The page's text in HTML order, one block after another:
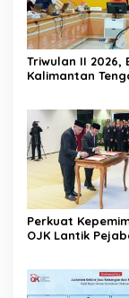
Triwulan II 2026,
Kalimantan
Perkuat
OJK Lantik